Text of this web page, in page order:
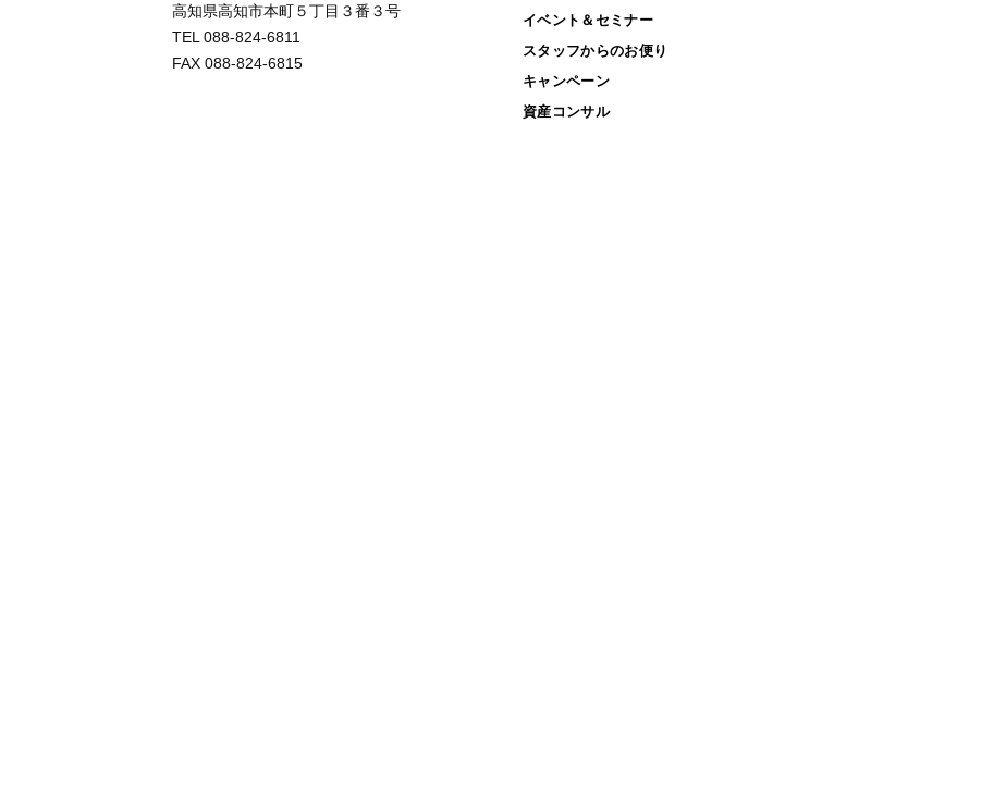
高知県高知市本町５丁目３番３号
TEL 088-824-6811
FAX 088-824-6815
イベント＆セミナー
スタッフからのお便り
キャンペーン
資産コンサル